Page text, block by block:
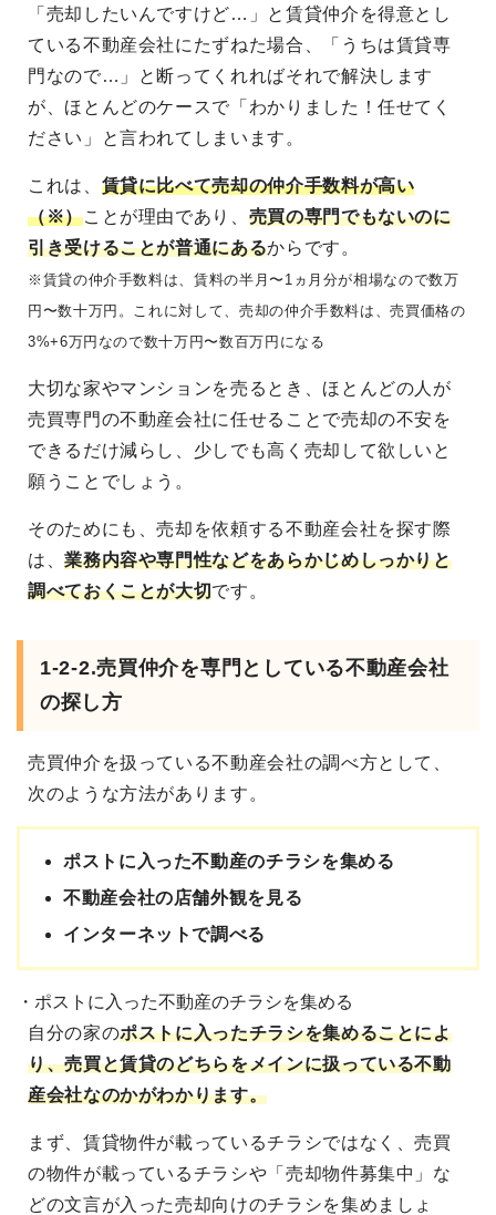
「売却したいんですけど…」と賃貸仲介を得意とし
ている不動産会社にたずねた場合、「うちは賃貸専
門なので…」と断ってくれればそれで解決します
が、ほとんどのケースで「わかりました！任せてく
ださい」と言われてしまいます。
これは、 賃貸に比べて売却の仲介手数料が高い
（※）ことが理由であり、 売買の専門でもないのに
引き受けることが普通にあるからです。
※賃貸の仲介手数料は、賃料の半月〜1ヵ月分が相場なので数万
円〜数十万円。これに対して、売却の仲介手数料は、売買価格の
3%+6万円なので数十万円〜数百万円になる
大切な家やマンションを売るとき、ほとんどの人が
売買専門の不動産会社に任せることで売却の不安を
できるだけ減らし、少しでも高く売却して欲しいと
願うことでしょう。
そのためにも、売却を依頼する不動産会社を探す際
は、業務内容や専門性などをあらかじめしっかりと
調べておくことが大切です。
1-2-2.売買仲介を専門としている不動産会社
の探し方
売買仲介を扱っている不動産会社の調べ方として、
次のような方法があります。
ポストに入った不動産のチラシを集める
不動産会社の店舗外観を見る
インターネットで調べる
・ポストに入った不動産のチラシを集める
自分の家のポストに入ったチラシを集めることによ
り、売買と賃貸のどちらをメインに扱っている不動
産会社なのかがわかります。
まず、賃貸物件が載っているチラシではなく、売買
の物件が載っているチラシや「売却物件募集中」な
どの文言が入った売却向けのチラシを集めましょ